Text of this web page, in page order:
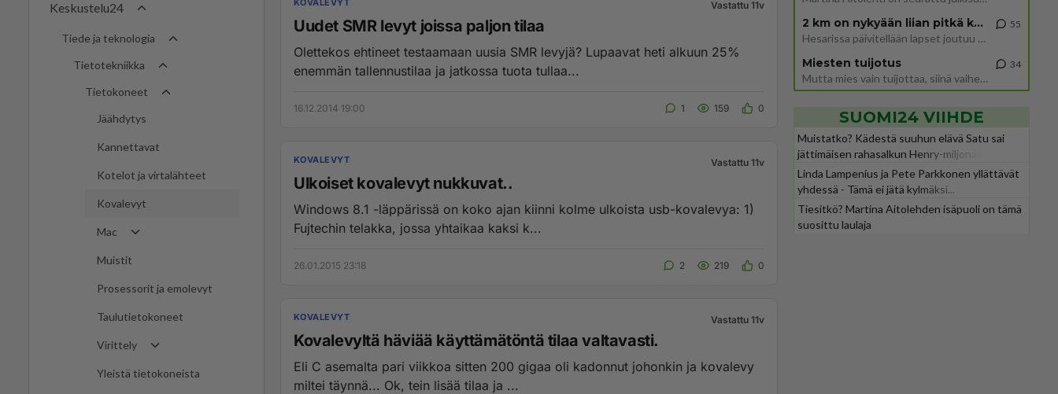
Keskustelu24
Tiede ja teknologia
Tietotekniikka
Tietokoneet
Jäähdytys
Kannettavat
Kotelot ja virtalähteet
Kovalevyt
Mac
Muistit
Prosessorit ja emolevyt
Taulutietokoneet
Virittely
Yleistä tietokoneista
KOVALEVYT Vastattu 11v
Uudet SMR levyt joissa paljon tilaa
Olettekos ehtineet testaamaan uusia SMR levyjä? Lupaavat heti alkuun 25%
enemmän tallennustilaa ja jatkossa tuota tullaa...
16.12.2014 19:00 1 159 0
KOVALEVYT Vastattu 11v
Ulkoiset kovalevyt nukkuvat..
Windows 8.1 -läppärissä on koko ajan kiinni kolme ulkoista usb-kovalevya: 1)
Fujtechin telakka, jossa yhtaikaa kaksi k...
26.01.2015 23:18 2 219 0
KOVALEVYT Vastattu 11v
Kovalevyltä häviää käyttämätöntä tilaa valtavasti.
Eli C asemalta pari viikkoa sitten 200 gigaa oli kadonnut johonkin ja kovalevy
miltei täynnä... Ok, tein lisää tilaa ja ...
2 km on nykyään liian pitkä koulumatka
Hesarissa päivitellään lapset joutuu nyt kulkemaan 2 km kouluun jösses. Ruostefillarilla tuo matka menee vaikka miten äk
55
Miesten tuijotus
Mutta mies vain tuijottaa, siinä vaiheessa käännän itse pään pois. Mikä juttu? Yleensä jos joku tuijottaa tai katsoo, hä
34
SUOMI24 VIIHDE
Muistatko? Kädestä suuhun elävä Satu sai
jättimäisen rahasalkun Henry-miljonääriltä
Linda Lampenius ja Pete Parkkonen yllättävät
yhdessä - Tämä ei jätä kylmäksi...
Tiesitkö? Martina Aitolehden isäpuoli on tämä
suosittu laulaja